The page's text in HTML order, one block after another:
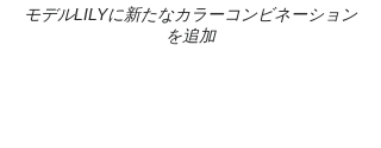
モデルLILYに新たなカラーコンビネーション
を追加